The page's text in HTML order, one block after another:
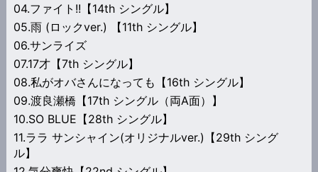
04.ファイト!!【14th シングル】
05.雨 (ロックver.) 【11th シングル】
06.サンライズ
07.17才【7th シングル】
08.私がオバさんになっても【16th シングル】
09.渡良瀬橋【17th シングル（両A面）】
10.SO BLUE【28th シングル】
11.ララ サンシャイン(オリジナルver.)【29th シング
ル】